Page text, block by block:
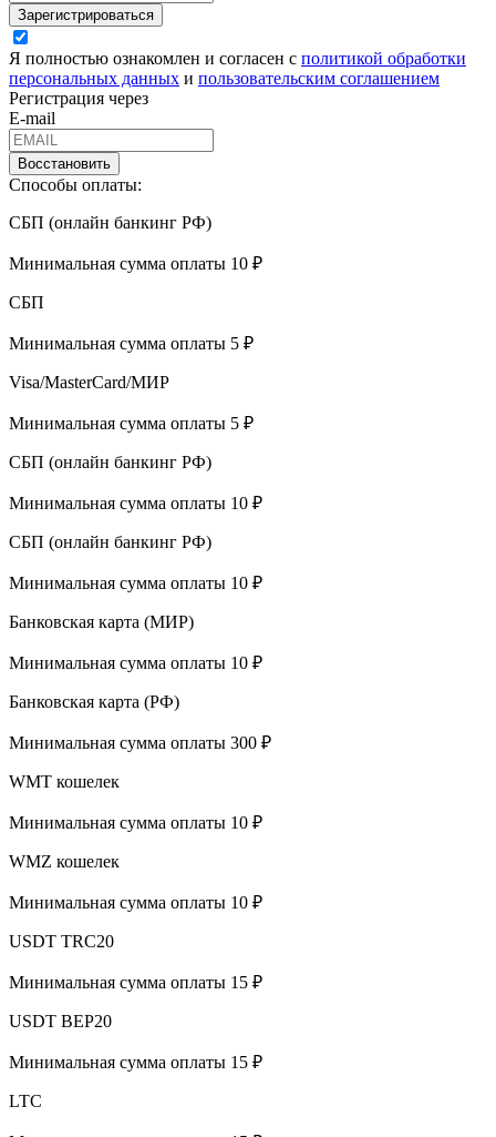
Зарегистрироваться
Я полностью ознакомлен и согласен с политикой обработки
персональных данных и пользовательским соглашением
Регистрация через
E-mail
Восстановить
Способы оплаты:
СБП (онлайн банкинг РФ)
Минимальная сумма оплаты 10 ₽
СБП
Минимальная сумма оплаты 5 ₽
Visa/MasterCard/МИР
Минимальная сумма оплаты 5 ₽
СБП (онлайн банкинг РФ)
Минимальная сумма оплаты 10 ₽
СБП (онлайн банкинг РФ)
Минимальная сумма оплаты 10 ₽
Банковская карта (МИР)
Минимальная сумма оплаты 10 ₽
Банковская карта (РФ)
Минимальная сумма оплаты 300 ₽
WMT кошелек
Минимальная сумма оплаты 10 ₽
WMZ кошелек
Минимальная сумма оплаты 10 ₽
USDT TRC20
Минимальная сумма оплаты 15 ₽
USDT BEP20
Минимальная сумма оплаты 15 ₽
LTC